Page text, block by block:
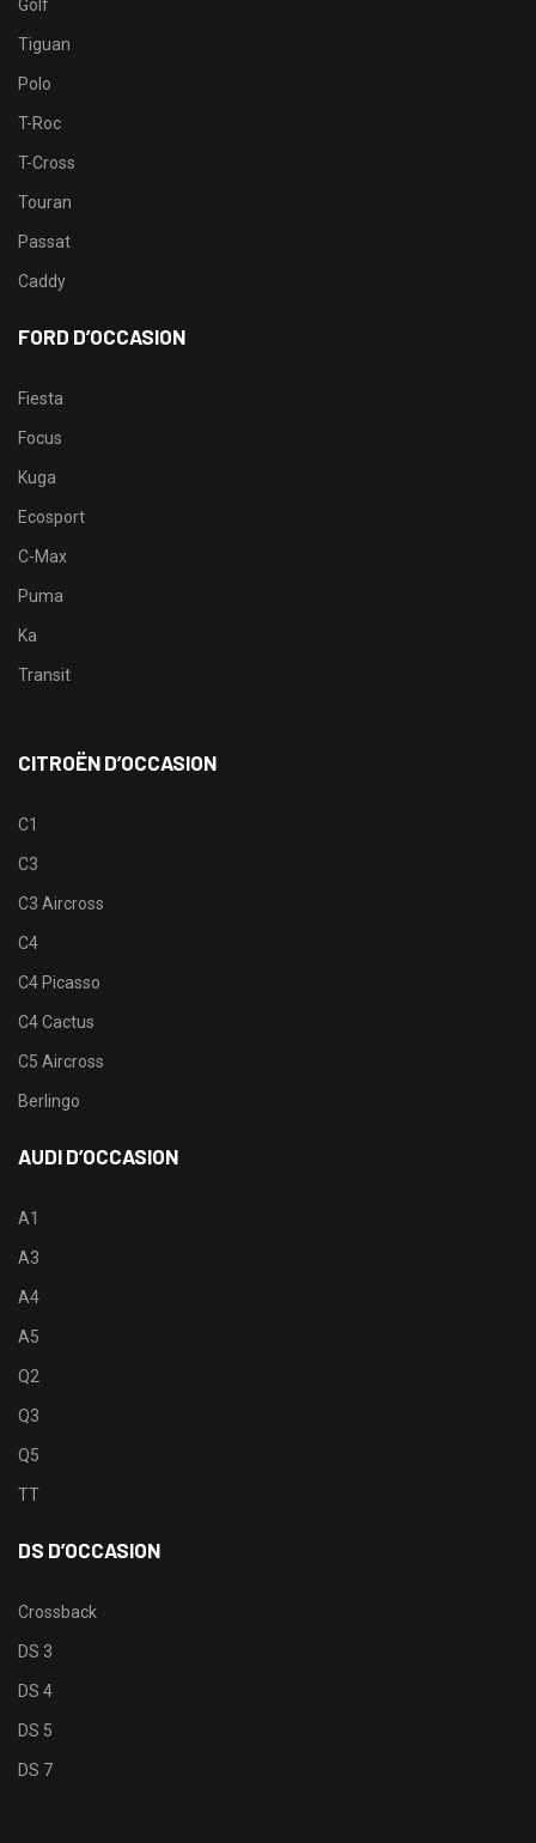
Golf
Tiguan
Polo
T-Roc
T-Cross
Touran
Passat
Caddy
FORD D’OCCASION
Fiesta
Focus
Kuga
Ecosport
C-Max
Puma
Ka
Transit
CITROËN D’OCCASION
C1
C3
C3 Aircross
C4
C4 Picasso
C4 Cactus
C5 Aircross
Berlingo
AUDI D’OCCASION
A1
A3
A4
A5
Q2
Q3
Q5
TT
DS D’OCCASION
Crossback
DS 3
DS 4
DS 5
DS 7